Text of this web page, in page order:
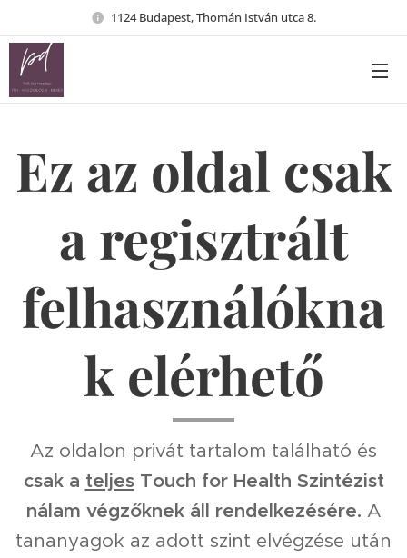
1124 Budapest, Thomán István utca 8.
Ez az oldal csak
a regisztrált
felhasználókna
k elérhető
Az oldalon privát tartalom található és
csak a teljesTouch for Health Szintézist
nálam végzőknek áll rendelkezésére. A
tananyagok az adott szint elvégzése után